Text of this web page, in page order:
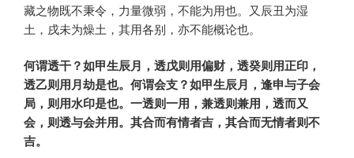
藏之物既不秉令，力量微弱，不能为用也。又辰丑为湿
土，戌未为燥土，其用各别，亦不能概论也。
何谓透干？如甲生辰月，透戊则用偏财，透癸则用正印，
透乙则用月劫是也。何谓会支？如甲生辰月，逢申与子会
局，则用水印是也。一透则一用，兼透则兼用，透而又
会，则透与会并用。其合而有情者吉，其合而无情者则不
吉。